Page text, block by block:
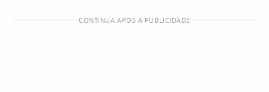
CONTINUA APÓS A PUBLICIDADE